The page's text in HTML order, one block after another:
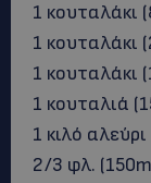
1 κουταλάκι
1 κουταλάκι
1 κουταλάκι
1 κουταλιά
1 κιλό
2/3 φλ.